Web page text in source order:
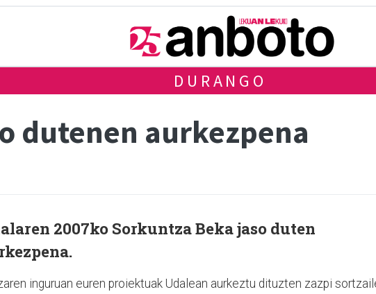
DURANGO
dutenen aurkezpena
2007ko Sorkuntza Beka jaso duten
inguruan euren proiektuak Udalean aurkeztu dituzten zazpi